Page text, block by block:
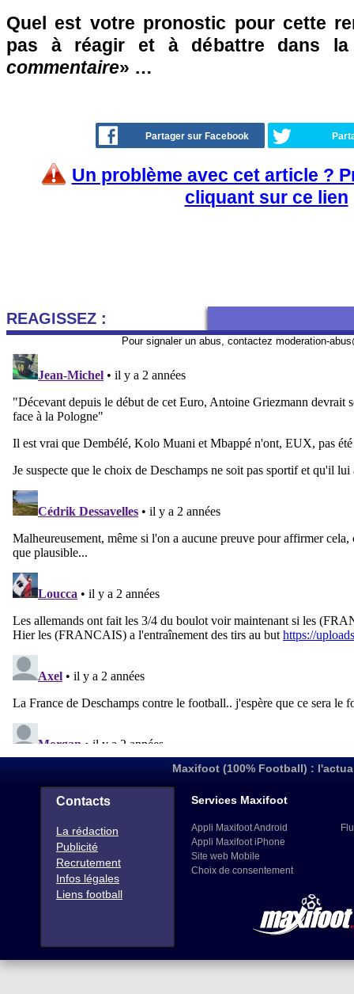
Quel est votre pronostic pour cette
pas à réagir et à débattre dans
commentaire» …
Partager sur Facebook
Un problème avec cet article ?
cliquant sur ce lien
REAGISSEZ :
Pour signaler un abus, contactez moderation-
Maxifoot (100% Football) :
Contacts
La rédaction
Publicité
Recrutement
Infos légales
Liens football
Services Maxifoot
Appli Maxifoot Android
Appli Maxifoot iPhone
Site web Mobile
Choix de consentement